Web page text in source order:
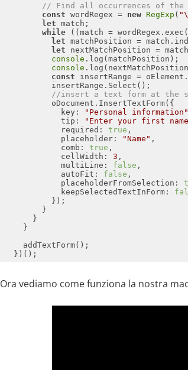
// Find all occurrences of the
const wordRegex = new RegExp (
let
while ((match =
let matchPosition =
let nextMatchPosition =
console
console
const
//insert a text form at the
key : "Personal information"
tip : "Enter your first
required : true
placeholder: "Name"
comb : true
cellWidth : 3
multiLine : false
autoFit : false
placeholderFromSelection :
keepSelectedTextInForm:
Ora vediamo come funziona la nostra